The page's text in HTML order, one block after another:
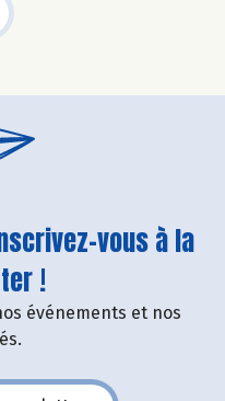
vous à la
!
événements et nos